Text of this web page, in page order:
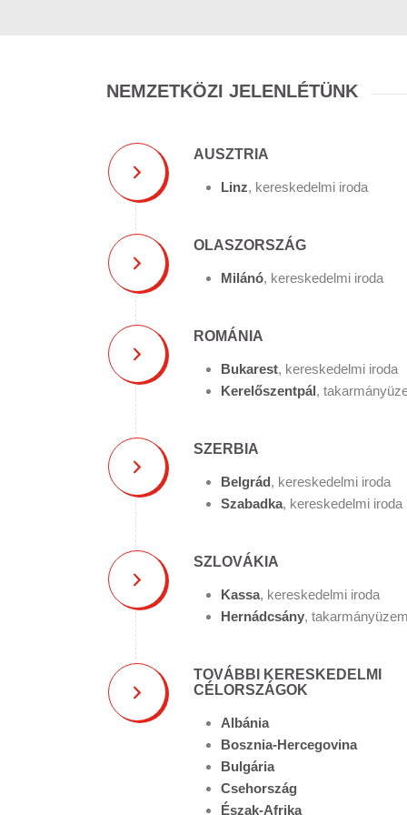
NEMZETKÖZI JELENLÉTÜNK
AUSZTRIA
Linz, kereskedelmi iroda
OLASZORSZÁG
Milánó, kereskedelmi iroda
ROMÁNIA
Bukarest, kereskedelmi iroda
Kerelőszentpál,
SZERBIA
Belgrád, kereskedelmi iroda
Szabadka, kereskedelmi iroda
SZLOVÁKIA
Kassa, kereskedelmi iroda
Hernádcsány,
TOVÁBBI KERESKEDELMI
CÉLORSZÁGOK
Albánia
Bosznia-Hercegovina
Bulgária
Csehország
Észak-Afrika